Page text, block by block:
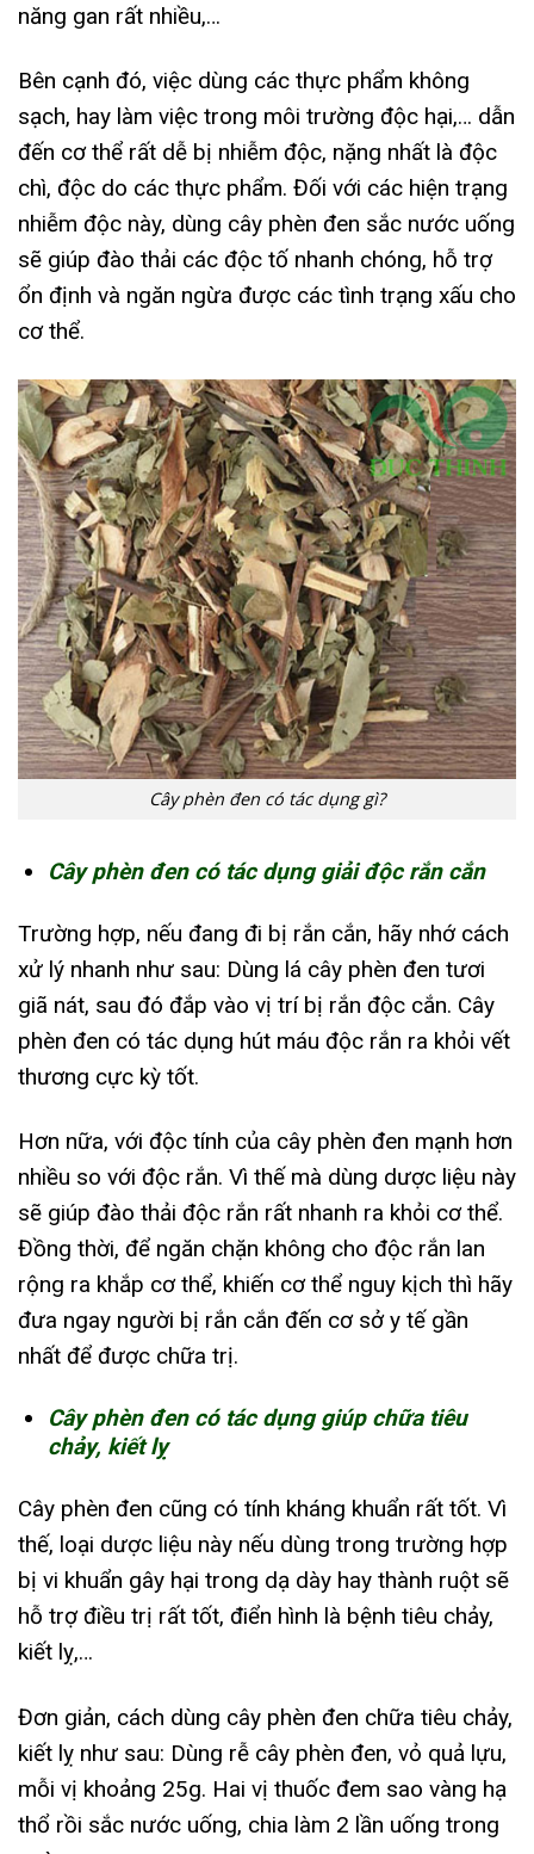
năng gan rất nhiều,…
Bên cạnh đó, việc dùng các thực phẩm không
sạch, hay làm việc trong môi trường độc hại,… dẫn
đến cơ thể rất dễ bị nhiễm độc, nặng nhất là độc
chì, độc do các thực phẩm. Đối với các hiện trạng
nhiễm độc này, dùng cây phèn đen sắc nước uống
sẽ giúp đào thải các độc tố nhanh chóng, hỗ trợ
ổn định và ngăn ngừa được các tình trạng xấu cho
cơ thể.
Cây phèn đen có tác dụng gì?
Cây phèn đen có tác dụng giải độc rắn cắn
Trường hợp, nếu đang đi bị rắn cắn, hãy nhớ cách
xử lý nhanh như sau: Dùng lá cây phèn đen tươi
giã nát, sau đó đắp vào vị trí bị rắn độc cắn. Cây
phèn đen có tác dụng hút máu độc rắn ra khỏi vết
thương cực kỳ tốt.
Hơn nữa, với độc tính của cây phèn đen mạnh hơn
nhiều so với độc rắn. Vì thế mà dùng dược liệu này
sẽ giúp đào thải độc rắn rất nhanh ra khỏi cơ thể.
Đồng thời, để ngăn chặn không cho độc rắn lan
rộng ra khắp cơ thể, khiến cơ thể nguy kịch thì hãy
đưa ngay người bị rắn cắn đến cơ sở y tế gần
nhất để được chữa trị.
Cây phèn đen có tác dụng giúp chữa tiêu
chảy, kiết lỵ
Cây phèn đen cũng có tính kháng khuẩn rất tốt. Vì
thế, loại dược liệu này nếu dùng trong trường hợp
bị vi khuẩn gây hại trong dạ dày hay thành ruột sẽ
hỗ trợ điều trị rất tốt, điển hình là bệnh tiêu chảy,
kiết lỵ,…
Đơn giản, cách dùng cây phèn đen chữa tiêu chảy,
kiết lỵ như sau: Dùng rễ cây phèn đen, vỏ quả lựu,
mỗi vị khoảng 25g. Hai vị thuốc đem sao vàng hạ
thổ rồi sắc nước uống, chia làm 2 lần uống trong